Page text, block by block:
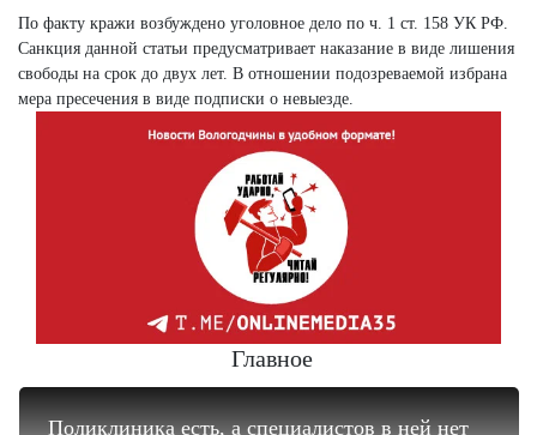
По факту кражи возбуждено уголовное дело по ч. 1 ст. 158 УК РФ.
Санкция данной статьи предусматривает наказание в виде лишения
свободы на срок до двух лет. В отношении подозреваемой избрана
мера пресечения в виде подписки о невыезде.
Главное
Поликлиника есть, а специалистов в ней нет